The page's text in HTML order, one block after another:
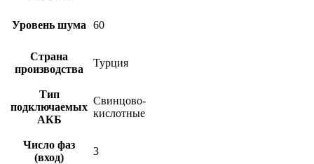
Уровень шума 60
Страна
производства
Турция
Тип
подключаемых
АКБ
Свинцово-
кислотные
Число фаз
(вход)
3